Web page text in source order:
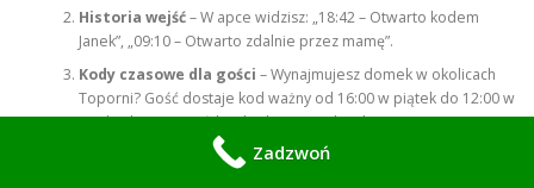
Historia wejść– W apce widzisz: „18:42 – Otwarto kodem
Janek”, „09:10 – Otwarto zdalnie przez mamę”.
Kody czasowe dla gości – Wynajmujesz domek w okolicach
Toporni? Gość dostaje kod ważny od 16:00 w piątek do 12:00 w
niedzielę. Po wyjeździe kod sam się dezaktywuje.
– Drzwi ryglują się same po 15, 30 lub 60
Zadzwoń